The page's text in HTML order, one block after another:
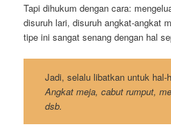
Tapi dihukum dengan cara:
disuruh lari, disuruh angkat-angkat
tipe ini sangat senang dengan hal
Jadi, selalu libatkan untuk hal-
Angkat meja, cabut rumput,
dsb.